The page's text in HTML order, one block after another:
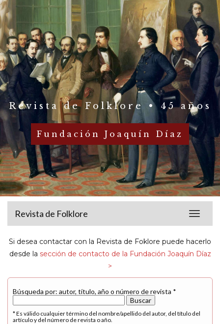
Revista de Folklore • 45 años
Fundación Joaquín Díaz
Toggle
Revista de Folklore
Si desea contactar con la Revista de Foklore puede hacerlo
desde la sección de contacto de la Fundación Joaquín Díaz
>
Búsqueda por: autor, título, año o número de revista *
* Es válido cualquier término del nombre/apellido del autor, del título del
artículo y del número de revista o año.